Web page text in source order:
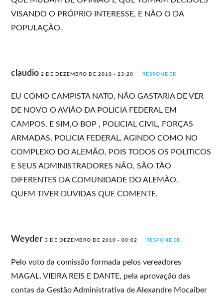
VISANDO O PRÓPRIO INTERESSE, E NÃO O DA
POPULAÇÃO.
claudio2 DE DEZEMBRO DE 2010 - 23:20 RESPONDER
EU COMO CAMPISTA NATO, NÃO GASTARIA DE VER
DE NOVO O AVIÃO DA POLICIA FEDERAL EM
CAMPOS, E SIM,O BOP , POLICIAL CIVIL, FORÇAS
ARMADAS, POLICIA FEDERAL, AGINDO COMO NO
COMPLEXO DO ALEMÃO, POIS TODOS OS POLITICOS
E SEUS ADMINISTRADORES NÃO, SÃO TÃO
DIFERENTES DA COMUNIDADE DO ALEMÃO.
QUEM TIVER DUVIDAS QUE COMENTE.
Weyder3 DE DEZEMBRO DE 2010 - 00:02 RESPONDER
Pelo voto da comissão formada pelos vereadores
MAGAL, VIEIRA REIS E DANTE, pela aprovação das
contas da Gestão Administrativa de Alexandre Mocaiber